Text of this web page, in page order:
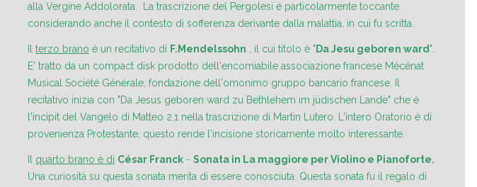
alla Vergine Addolorata. La trascrizione del Pergolesi è particolarmente toccante
considerando anche il contesto di sofferenza derivante dalla malattia, in cui fu scritta.
Il terzo brano è un recitativo di F.Mendelssohn , il cui titolo è " Da Jesu geboren ward".
E' tratto da un compact disk prodotto dell'encomiabile associazione francese Mécénat
Musical Société Générale, fondazione dell'omonimo gruppo bancario francese. Il
recitativo inizia con "Da Jesus geboren ward zu Bethlehem im jüdischen Lande" che è
l'incipit del Vangelo di Matteo 2,1 nella trascrizione di Martin Lutero. L'intero Oratorio è di
provenienza Protestante, questo rende l'incisione storicamente molto interessante.
Il quarto brano è di César Franck - Sonata in La maggiore per Violino e Pianoforte.
Una curiosità su questa sonata merita di essere conosciuta. Questa sonata fu il regalo di